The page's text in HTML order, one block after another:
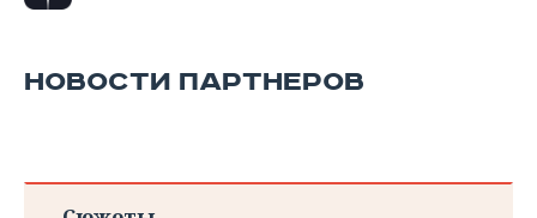
НОВОСТИ ПАРТНЕРОВ